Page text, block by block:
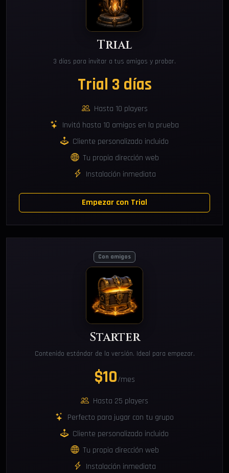
Trial
3 días para invitar a tus amigos y probar.
Trial 3 días
Hasta 10 players
Invitá hasta 10 amigos en la prueba
Cliente personalizado incluido
Tu propia dirección web
Instalación inmediata
Empezar con Trial
Con amigos
Starter
Contenido estándar de la versión. Ideal para empezar.
$10/mes
Hasta 25 players
Perfecto para jugar con tu grupo
Cliente personalizado incluido
Tu propia dirección web
Instalación inmediata